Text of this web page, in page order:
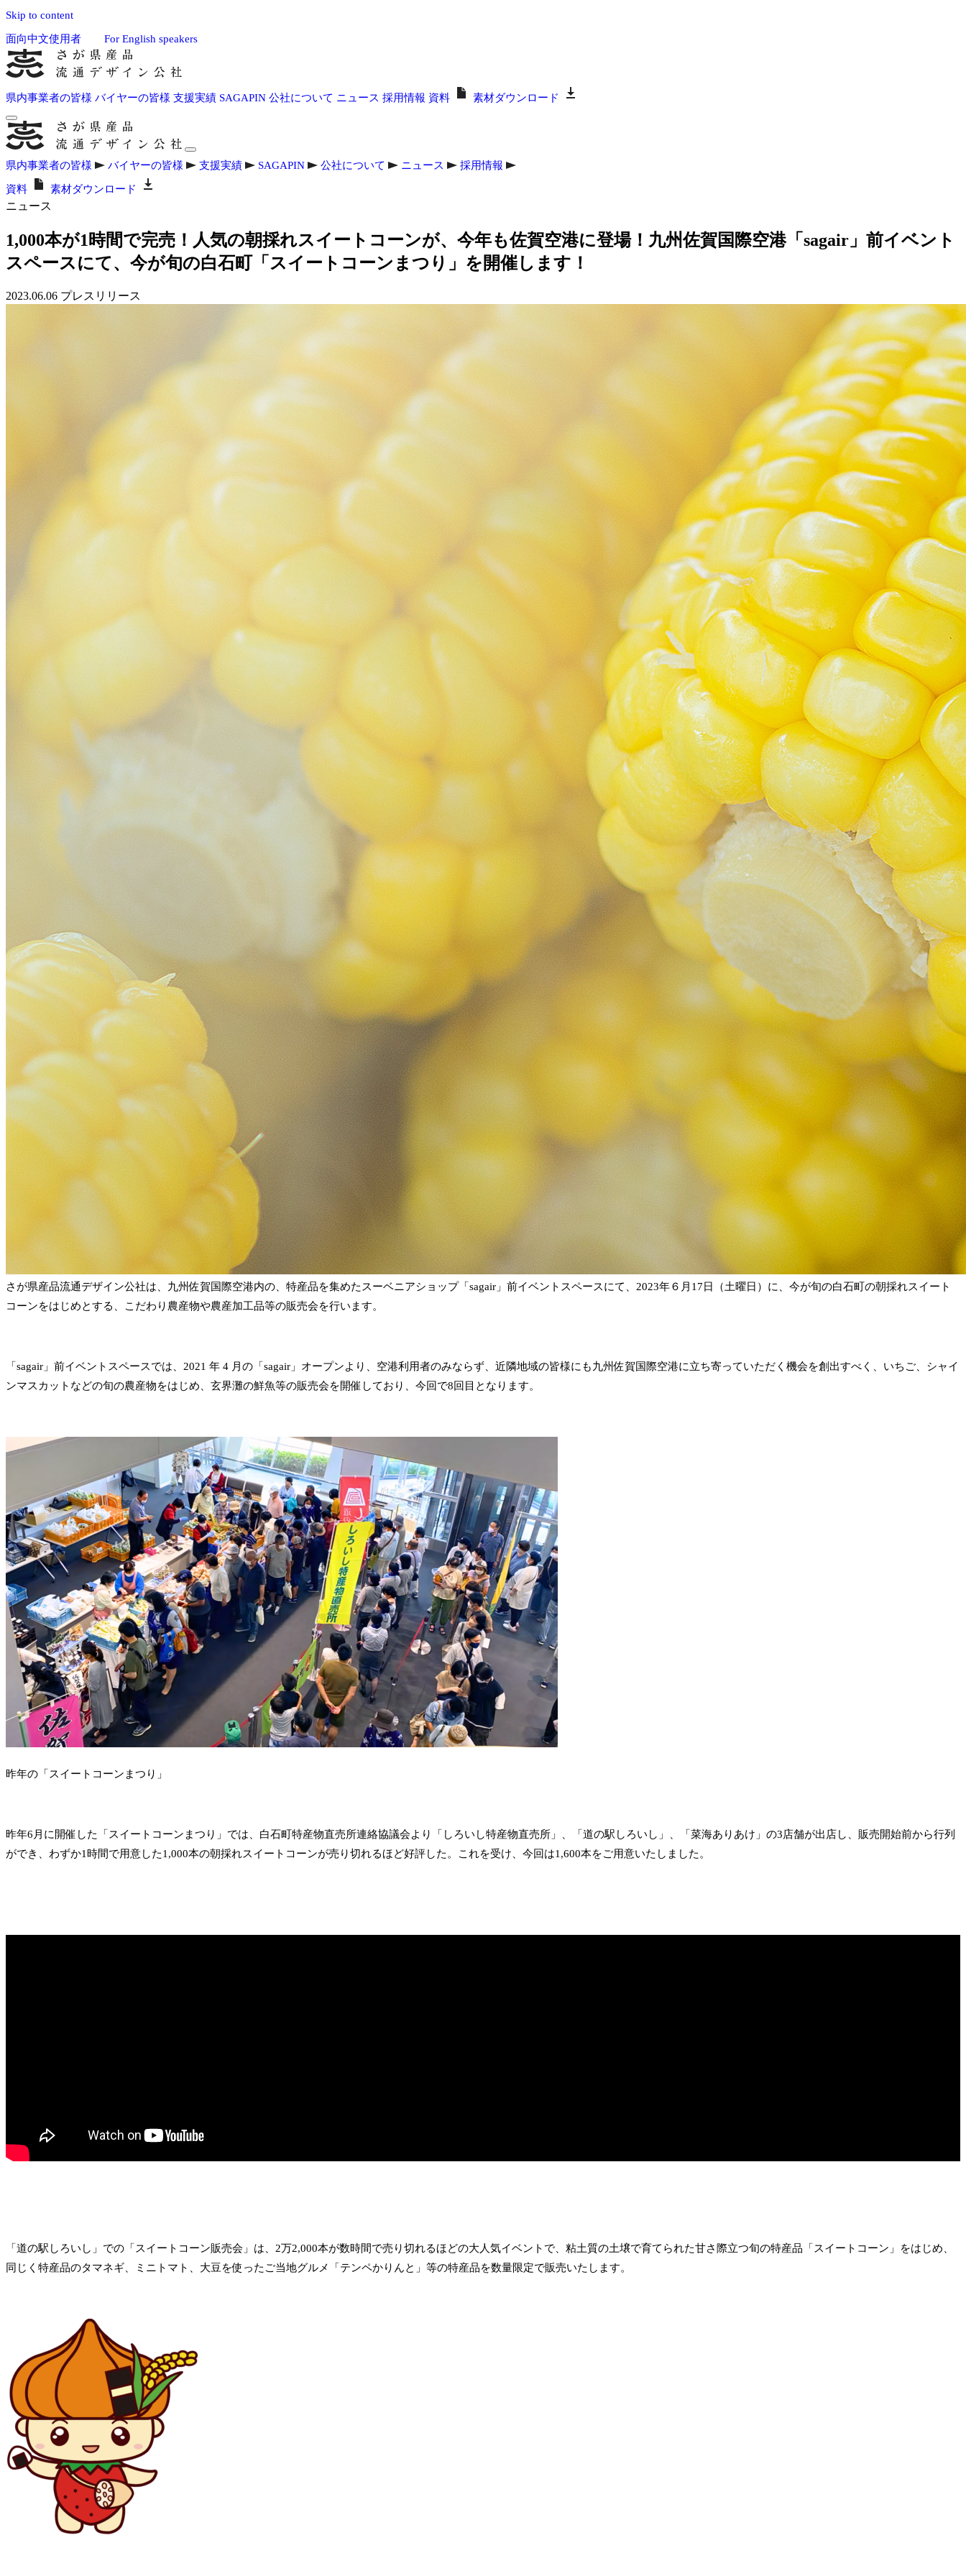
Skip to content
面向中文使用者 For English speakers
県内事業者の皆様 バイヤーの皆様 支援実績 SAGAPIN 公社について ニュース 採用情報 資料 素材ダウンロード
県内事業者の皆様 バイヤーの皆様 支援実績 SAGAPIN 公社について ニュース 採用情報
資料 素材ダウンロード
ニュース
1,000本が1時間で完売！人気の朝採れスイートコーンが、今年も佐賀空港に登場！九州佐賀国際空港「sagair」前イベント
スペースにて、今が旬の白石町「スイートコーンまつり」を開催します！
2023.06.06 プレスリリース
さが県産品流通デザイン公社は、九州佐賀国際空港内の、特産品を集めたスーベニアショップ「sagair」前イベントスペースにて、2023年６月17日（土曜日）に、今が旬の白石町の朝採れスイート
コーンをはじめとする、こだわり農産物や農産加工品等の販売会を行います。
「sagair」前イベントスペースでは、2021 年 4 月の「sagair」オープンより、空港利用者のみならず、近隣地域の皆様にも九州佐賀国際空港に立ち寄っていただく機会を創出すべく、いちご、シャイ
ンマスカットなどの旬の農産物をはじめ、玄界灘の鮮魚等の販売会を開催しており、今回で8回目となります。
昨年の「スイートコーンまつり」
昨年6月に開催した「スイートコーンまつり」では、白石町特産物直売所連絡協議会より「しろいし特産物直売所」、「道の駅しろいし」、「菜海ありあけ」の3店舗が出店し、販売開始前から行列
ができ、わずか1時間で用意した1,000本の朝採れスイートコーンが売り切れるほど好評した。これを受け、今回は1,600本をご用意いたしました。
「道の駅しろいし」での「スイートコーン販売会」は、2万2,000本が数時間で売り切れるほどの大人気イベントで、粘土質の土壌で育てられた甘さ際立つ旬の特産品「スイートコーン」をはじめ、
同じく特産品のタマネギ、ミニトマト、大豆を使ったご当地グルメ「テンペかりんと」等の特産品を数量限定で販売いたします。